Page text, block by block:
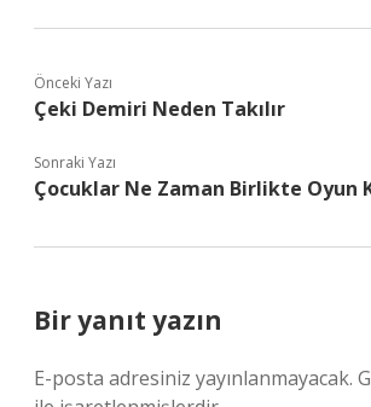
Önceki Yazı
Çeki Demiri Neden Takılır
Sonraki Yazı
Çocuklar Ne Zaman Birlikte Oyun
Bir yanıt yazın
E-posta adresiniz yayınlanmayacak.